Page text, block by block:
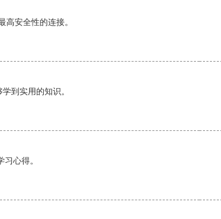
安全性的连接。
到实用的知识。
心得。